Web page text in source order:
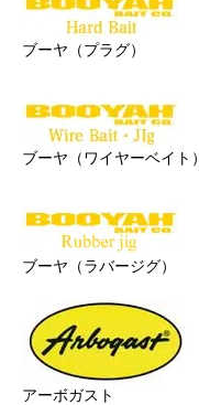
ブーヤ（プラグ）
ブーヤ（ワイヤーベイト）
ブーヤ（ラバージグ）
アーボガスト